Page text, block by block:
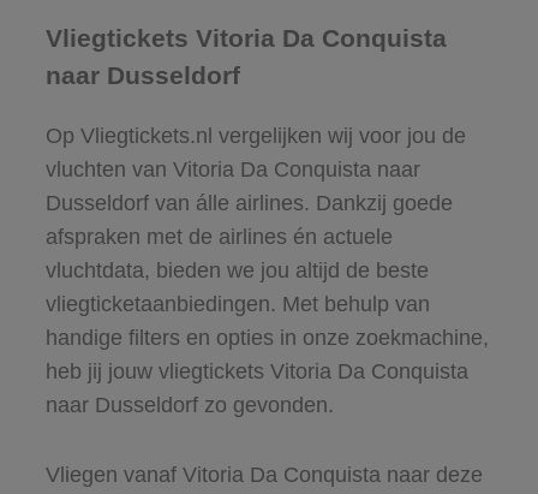
Vliegtickets Vitoria Da Conquista
naar Dusseldorf
Op Vliegtickets.nl vergelijken wij voor jou de
vluchten van Vitoria Da Conquista naar
Dusseldorf van álle airlines. Dankzij goede
afspraken met de airlines én actuele
vluchtdata, bieden we jou altijd de beste
vliegticketaanbiedingen. Met behulp van
handige filters en opties in onze zoekmachine,
heb jij jouw vliegtickets Vitoria Da Conquista
naar Dusseldorf zo gevonden.
Vliegen vanaf Vitoria Da Conquista naar deze